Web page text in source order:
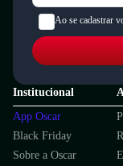
Ao se cadastrar
Institucional
App Oscar
Black Friday
Sobre a Oscar